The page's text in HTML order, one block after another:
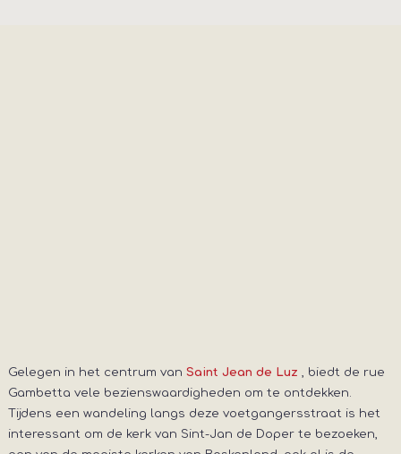
Gelegen in het centrum van Saint Jean de Luz
, biedt de rue
Gambetta vele bezienswaardigheden om te ontdekken.
Tijdens een wandeling langs deze voetgangersstraat is het
interessant om de kerk van Sint-Jan de Doper te bezoeken,